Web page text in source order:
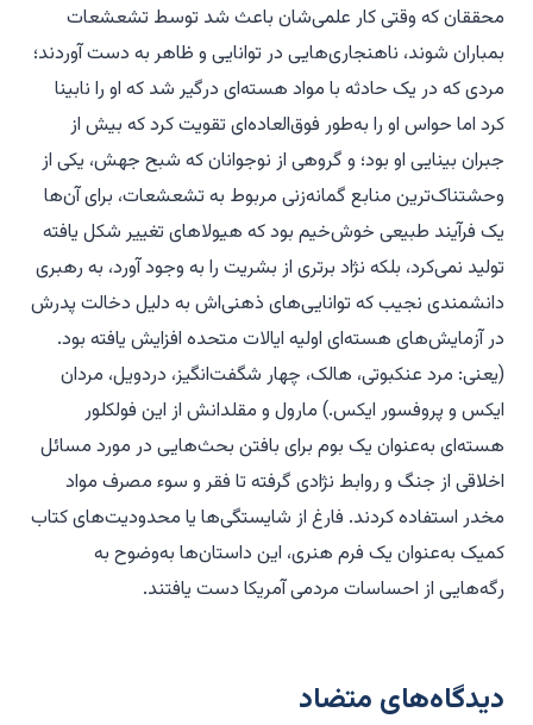
محققان که وقتی کار علمی‌شان باعث شد توسط تشعشعات
بمباران شوند، ناهنجاری‌هایی در توانایی و ظاهر به دست آوردند؛
مردی که در یک حادثه با مواد هسته‌ای درگیر شد که او را نابینا
کرد اما حواس او را به‌طور فوق‌العاده‌ای تقویت کرد که بیش از
جبران بینایی او بود؛ و گروهی از نوجوانان که شبح جهش، یکی از
وحشتناک‌ترین منابع گمانه‌زنی مربوط به تشعشعات، برای آن‌ها
یک فرآیند طبیعی خوش‌خیم بود که هیولاهای تغییر شکل یافته
تولید نمی‌کرد، بلکه نژاد برتری از بشریت را به وجود آورد، به رهبری
دانشمندی نجیب که توانایی‌های ذهنی‌اش به دلیل دخالت پدرش
در آزمایش‌های هسته‌ای اولیه ایالات متحده افزایش یافته بود.
(یعنی: مرد عنکبوتی، هالک، چهار شگفت‌انگیز، دردویل، مردان
ایکس و پروفسور ایکس.) مارول و مقلدانش از این فولکلور
هسته‌ای به‌عنوان یک بوم برای بافتن بحث‌هایی در مورد مسائل
اخلاقی از جنگ و روابط نژادی گرفته تا فقر و سوء مصرف مواد
مخدر استفاده کردند. فارغ از شایستگی‌ها یا محدودیت‌های کتاب
کمیک به‌عنوان یک فرم هنری، این داستان‌ها به‌وضوح به
رگه‌هایی از احساسات مردمی آمریکا دست یافتند.
دیدگاه‌های متضاد